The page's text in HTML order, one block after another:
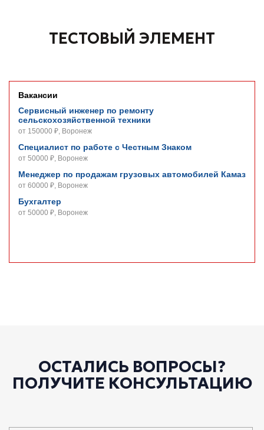
ТЕСТОВЫЙ ЭЛЕМЕНТ
Вакансии
Сервисный инженер по ремонту
сельскохозяйственной техники
от 150000 ₽, Воронеж
Специалист по работе с Честным Знаком
от 50000 ₽, Воронеж
Менеджер по продажам грузовых автомобилей Камаз
от 60000 ₽, Воронеж
Бухгалтер
от 50000 ₽, Воронеж
ОСТАЛИСЬ ВОПРОСЫ?
ПОЛУЧИТЕ КОНСУЛЬТАЦИЮ